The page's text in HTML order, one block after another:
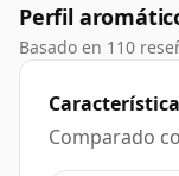
Perfil
Basado en 110
Comparado